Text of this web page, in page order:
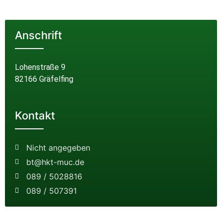
Anschrift
Lohenstraße 9
82166 Gräfelfing
Kontakt
Nicht angegeben
bt@hkt-muc.de
089 / 5028816
089 / 507391